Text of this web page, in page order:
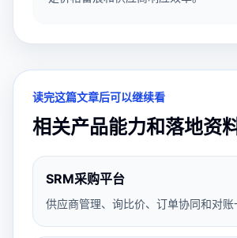
读完这篇文章后可以继续看
相关产品能力和落地资
SRM采购平台
供应商管理、询比价、订单协同和对账